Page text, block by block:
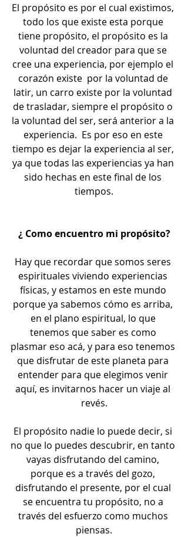
El propósito es por el cual existimos,
todo los que existe esta porque
tiene propósito, el propósito es la
voluntad del creador para que se
cree una experiencia, por ejemplo el
corazón existe  por la voluntad de
latir, un carro existe por la voluntad
de trasladar, siempre el propósito o
la voluntad del ser, será anterior a la
experiencia.  Es por eso en este
tiempo es dejar la experiencia al ser,
ya que todas las experiencias ya han
sido hechas en este final de los
tiempos.
¿ Como encuentro mi propósito?
Hay que recordar que somos seres
espirituales viviendo experiencias
físicas, y estamos en este mundo
porque ya sabemos cómo es arriba,
en el plano espiritual, lo que
tenemos que saber es como
plasmar eso acá, y para eso tenemos
que disfrutar de este planeta para
entender para que elegimos venir
aquí, es invitarnos hacer un viaje al
revés.
El propósito nadie lo puede decir, si
no que lo puedes descubrir, en tanto
vayas disfrutando del camino,
porque es a través del gozo,
disfrutando el presente, por el cual
se encuentra tu propósito, no a
través del esfuerzo como muchos
piensas.